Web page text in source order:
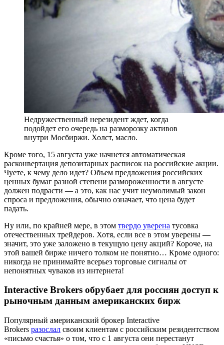
Недружественный нерезидент ждет, когда
подойдет его очередь на разморозку активов
внутри Мосбиржи. Холст, масло.
Кроме того, 15 августа уже начнется автоматическая
расконвертация депозитарных расписок на российские акции.
Чуете, к чему дело идет? Объем предложения российских
ценных бумаг разной степени размороженности в августе
должен подрасти — а это, как нас учит неумолимый закон
спроса и предложения, обычно означает, что цена будет
падать.
Ну или, по крайней мере, в этом твердо уверена тусовка
отечественных трейдеров. Хотя, если все в этом уверены —
значит, это уже заложено в текущую цену акций? Короче, на
этой вашей бирже ничего толком не понятно… Кроме одного:
никогда не принимайте всерьез торговые сигналы от
непонятных чуваков из интернета!
Interactive Brokers обрубает для россиян доступ к
рыночным данным американских бирж
Популярный американский брокер Interactive
Brokers разослал своим клиентам с российским резидентством
«письмо счастья» о том, что с 1 августа они перестанут